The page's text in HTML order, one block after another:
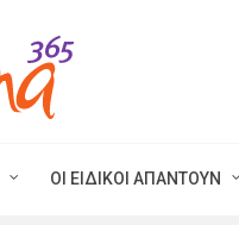
ΟΙ ΕΙΔΙΚΟΙ ΑΠΑΝΤΟΥΝ